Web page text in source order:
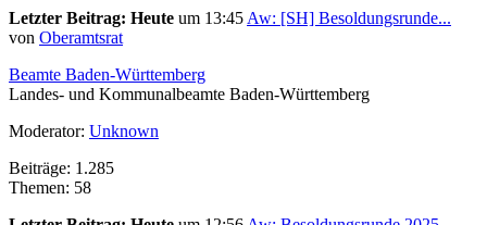
Letzter Beitrag: Heute um 13:45 Aw: [SH] Besoldungsrunde...
von Oberamtsrat
Beamte Baden-Württemberg
Landes- und Kommunalbeamte Baden-Württemberg
Moderator: Unknown
Beiträge: 1.285
Themen: 58